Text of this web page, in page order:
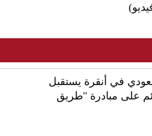
في أنقرة يستقبل
على مبادرة "طريق